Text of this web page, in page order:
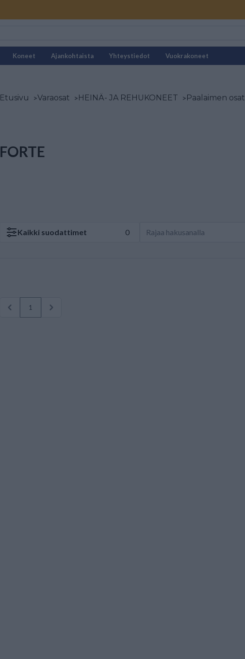
Koneet Ajankohtaista Yhteystiedot Vuokrakoneet
Etusivu >Varaosat >HEINÄ- JA REHUKONEET >Paalaimen osat
FORTE
Kaikki suodattimet 0
1